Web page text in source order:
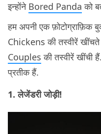
इन्होंने Bored Panda को
हम अपनी एक फ़ोटोग्राफ़िक
Chickens की तस्वीरें
Couples की तस्वीरें खींची
प्रतीक हैं.
1. लेजेंडरी जोड़ी!